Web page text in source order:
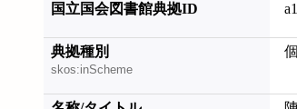
国立国会図書館典拠ID
典拠種別
skos:inScheme